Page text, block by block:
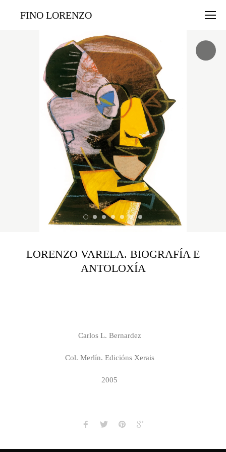
FINO LORENZO
LORENZO VARELA. BIOGRAFÍA E
ANTOLOXÍA
Carlos L. Bernardez
Col. Merlín. Edicións Xerais
2005